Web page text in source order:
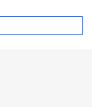
ശർമ? |
Sharma